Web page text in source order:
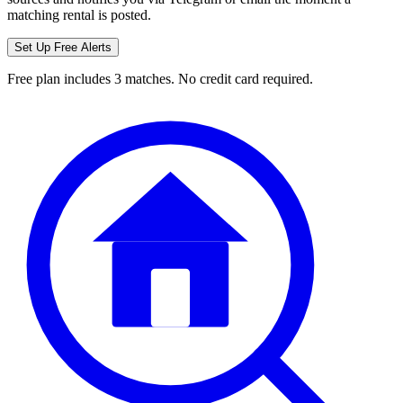
matching rental is posted.
Set Up Free Alerts
Free plan includes 3 matches. No credit card required.